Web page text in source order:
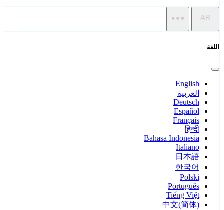
AR
اللغة
English
العربية
Deutsch
Español
Français
हिन्दी
Bahasa Indonesia
Italiano
日本語
한국어
Polski
Português
Tiếng Việt
中文(简体)